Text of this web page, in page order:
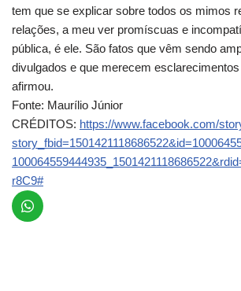
tem que se explicar sobre todos os mimos
relações, a meu ver promíscuas e
pública, é ele. São fatos que vêm sendo
divulgados e que merecem esclarecimentos
afirmou.
Fonte: Maurílio Júnior
CRÉDITOS: https://www.facebook.com/
r8C9#